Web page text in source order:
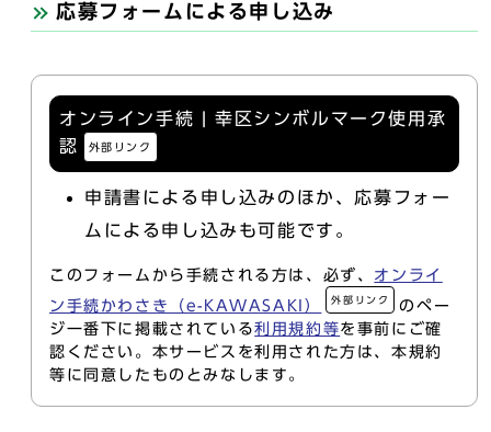
応募フォームによる申し込み
オンライン手続 | 幸区シンボルマーク使用承
認
外部リンク
申請書による申し込みのほか、応募フォー
ムによる申し込みも可能です。
このフォームから手続される方は、必ず、 オンライ
ン手続かわさき（e-KAWASAKI）
外部リンク
のペー
ジ一番下に掲載されている利用規約等を事前にご確
認ください。本サービスを利用された方は、本規約
等に同意したものとみなします。